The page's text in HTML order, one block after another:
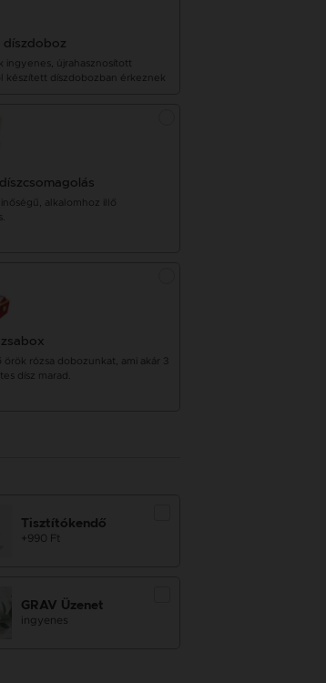
díszdoboz
ingyenes, újrahasznosított
készített díszdobozban érkeznek
alkalomhoz illő
örök rózsa dobozunkat, ami akár 3
dísz marad.
Tisztítókendő
+990 Ft
GRAV Üzenet
ingyenes